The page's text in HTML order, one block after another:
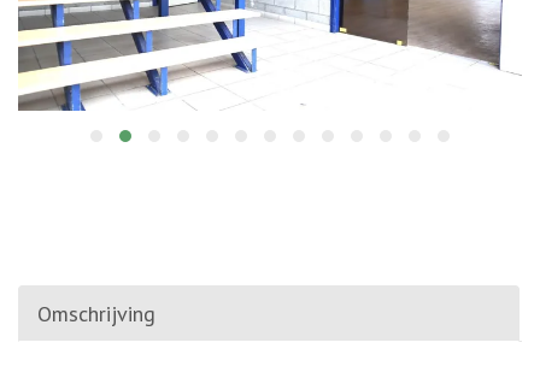
Omschrijving